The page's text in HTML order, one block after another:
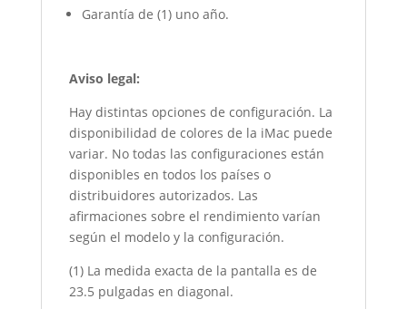
Garantía de (1) uno año.
Aviso legal:
Hay distintas opciones de configuración. La
disponibilidad de colores de la iMac puede
variar. No todas las configuraciones están
disponibles en todos los países o
distribuidores autorizados. Las
afirmaciones sobre el rendimiento varían
según el modelo y la configuración.
(1) La medida exacta de la pantalla es de
23.5 pulgadas en diagonal.